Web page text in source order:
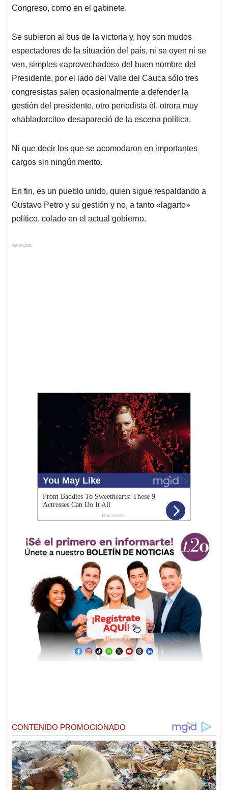
Congreso, como en el gabinete.
Se subieron al bus de la victoria y, hoy son mudos
espectadores de la situación del pais, ni se oyen ni se
ven, simples «aprovechados» del buen nombre del
Presidente, por el lado del Valle del Cauca sólo tres
congresistas salen ocasionalmente a defender la
gestión del presidente, otro periodista él, otrora muy
«habladorcito» desapareció de la escena política.
Ni que decir los que se acomodaron en importantes
cargos sin ningún merito.
En fin, es un pueblo unido, quien sigue respaldando a
Gustavo Petro y su gestión y no, a tanto «lagarto»
político, colado en el actual gobierno.
Anuncios.